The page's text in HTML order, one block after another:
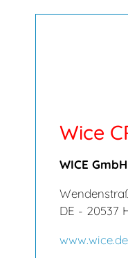
Wice
WICE GmbH
DE - 20537
www.wice.de